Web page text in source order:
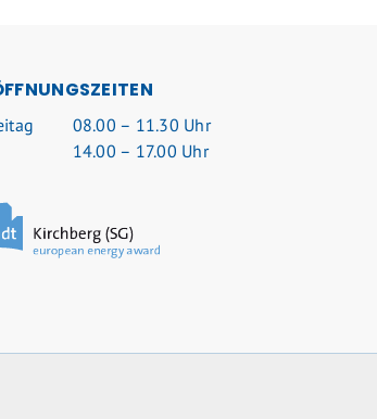
08.00 – 11.30 Uhr
14.00 – 17.00 Uhr